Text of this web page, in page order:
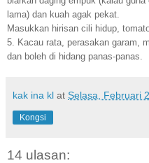
lama) dan kuah agak pekat.
Masukkan hirisan cili hidup,
5. Kacau rata, perasakan garam,
dan boleh di hidang panas-panas.
kak ina kl at Selasa, Februari
Kongsi
14 ulasan: